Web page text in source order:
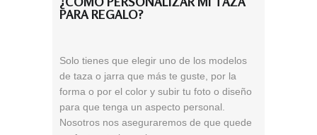
PARA REGALO?
Solo tienes que elegir uno de los modelos
de taza o jarra que más te guste, por la
forma o por el color y subir tu foto o diseño
para que tenga un aspecto personal.
Nosotros nos aseguraremos de que quede